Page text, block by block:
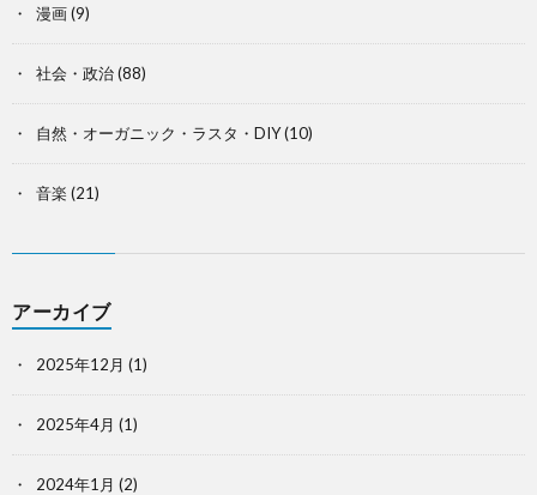
漫画(9)
社会・政治(88)
自然・オーガニック・ラスタ・DIY(10)
音楽 (21)
アーカイブ
2025年12月 (1)
2025年4月 (1)
2024年1月 (2)